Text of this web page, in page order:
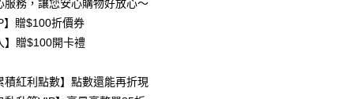
服務，讓您安心購物好放心～
】贈$100折價券
】贈$100開卡禮
積紅利點數】點數還能再折現